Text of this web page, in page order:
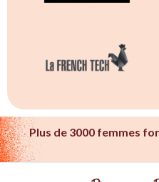
Plus de 3000 femmes